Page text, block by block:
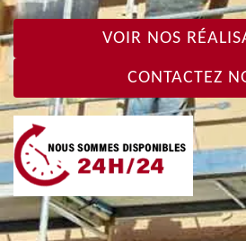
VOIR NOS
CONTACTEZ